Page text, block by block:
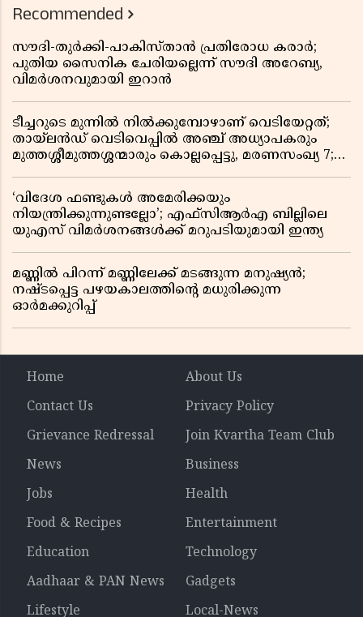
Recommended
സൗദി-തുർക്കി-പാകിസ്താൻ പ്രതിരോധ കരാർ;
പുതിയ സൈനിക ചേരിയല്ലെന്ന് സൗദി അറേബ്യ,
വിമർശനവുമായി ഇറാൻ
ടീച്ചറുടെ മുന്നിൽ നിൽക്കുമ്പോഴാണ് വെടിയേറ്റത്;
തായ്‌ലൻഡ് വെടിവെപ്പിൽ അഞ്ച് അധ്യാപകരും
മുത്തശ്ശീമുത്തശ്ശന്മാരും കൊല്ലപ്പെട്ടു, മരണസംഖ്യ 7;
‘വിദേശ ഫണ്ടുകൾ അമേരിക്കയും
നിയന്ത്രിക്കുന്നുണ്ടല്ലോ’; എഫ്സിആർഎ ബില്ലിലെ
യുഎസ് വിമർശനങ്ങൾക്ക് മറുപടിയുമായി ഇന്ത്യ
മണ്ണിൽ പിറന്ന് മണ്ണിലേക്ക് മടങ്ങുന്ന മനുഷ്യൻ;
നഷ്ടപ്പെട്ട പഴയകാലത്തിൻ്റെ മധുരിക്കുന്ന
ഓർമക്കുറിപ്പ്
Home
About Us
Contact Us
Privacy Policy
Grievance Redressal
Join Kvartha Team Club
News
Business
Jobs
Health
Food & Recipes
Entertainment
Education
Technology
Aadhaar & PAN News
Gadgets
Lifestyle
Local-News